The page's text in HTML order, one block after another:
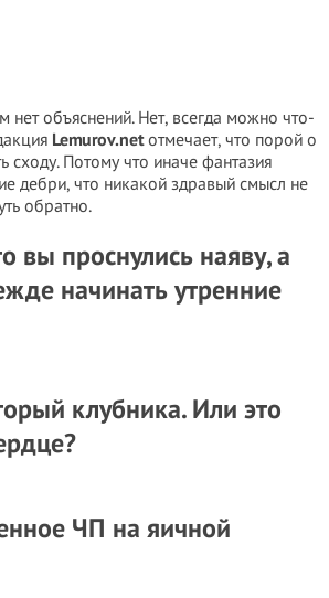
нет объяснений. Нет, всегда можно что-
Lemurov.netотмечает, что порой о
сходу. Потому что иначе фантазия
дебри, что никакой здравый смысл не
обратно.
вы проснулись наяву, а
начинать утренние
клубника. Или это
ЧП на яичной